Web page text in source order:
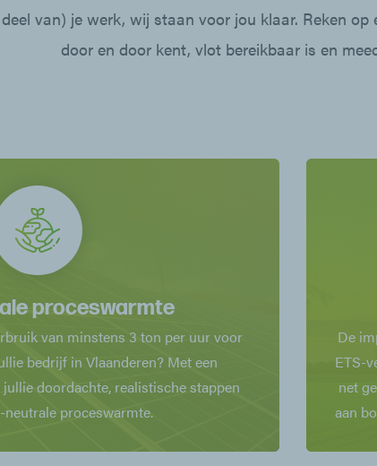
van) je werk, wij staan voor jou klaar. Reken
door en door kent, vlot bereikbaar is en
proceswarmte
van minstens 3 ton per uur voor
bedrijf in Vlaanderen? Met een
doordachte, realistische stappen
neutrale proceswarmte.
De
ETS-
net
aan